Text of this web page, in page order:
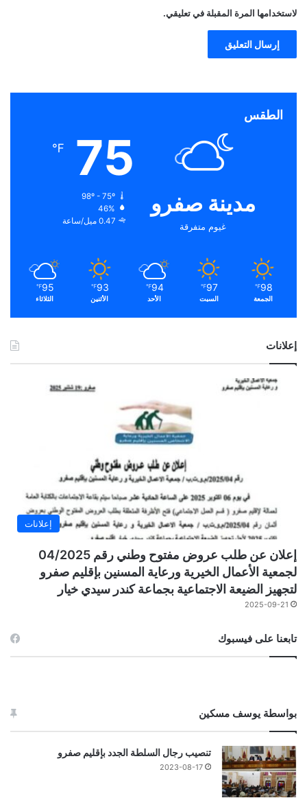
لاستخدامها المرة المقبلة في تعليقي.
الطقس
مدينة صفرو
غيوم متفرقة
75
℉
98º - 75º
46%
0.47 ميل/ساعة
98
℉
الجمعة
97
℉
السبت
94
℉
الأحد
93
℉
الأثنين
95
℉
الثلاثاء
إعلانات
إعلانات
إعلان عن طلب عروض مفتوح وطني رقم 04/2025
لجمعية الأعمال الخيرية ورعاية المسنين بإقليم صفرو
لتجهيز الضيعة الاجتماعية بجماعة كندر سيدي خيار
2025-09-21
تابعنا على فيسبوك
بواسطة يوسف مسكين
تنصيب رجال السلطة الجدد بإقليم صفرو
2023-08-17